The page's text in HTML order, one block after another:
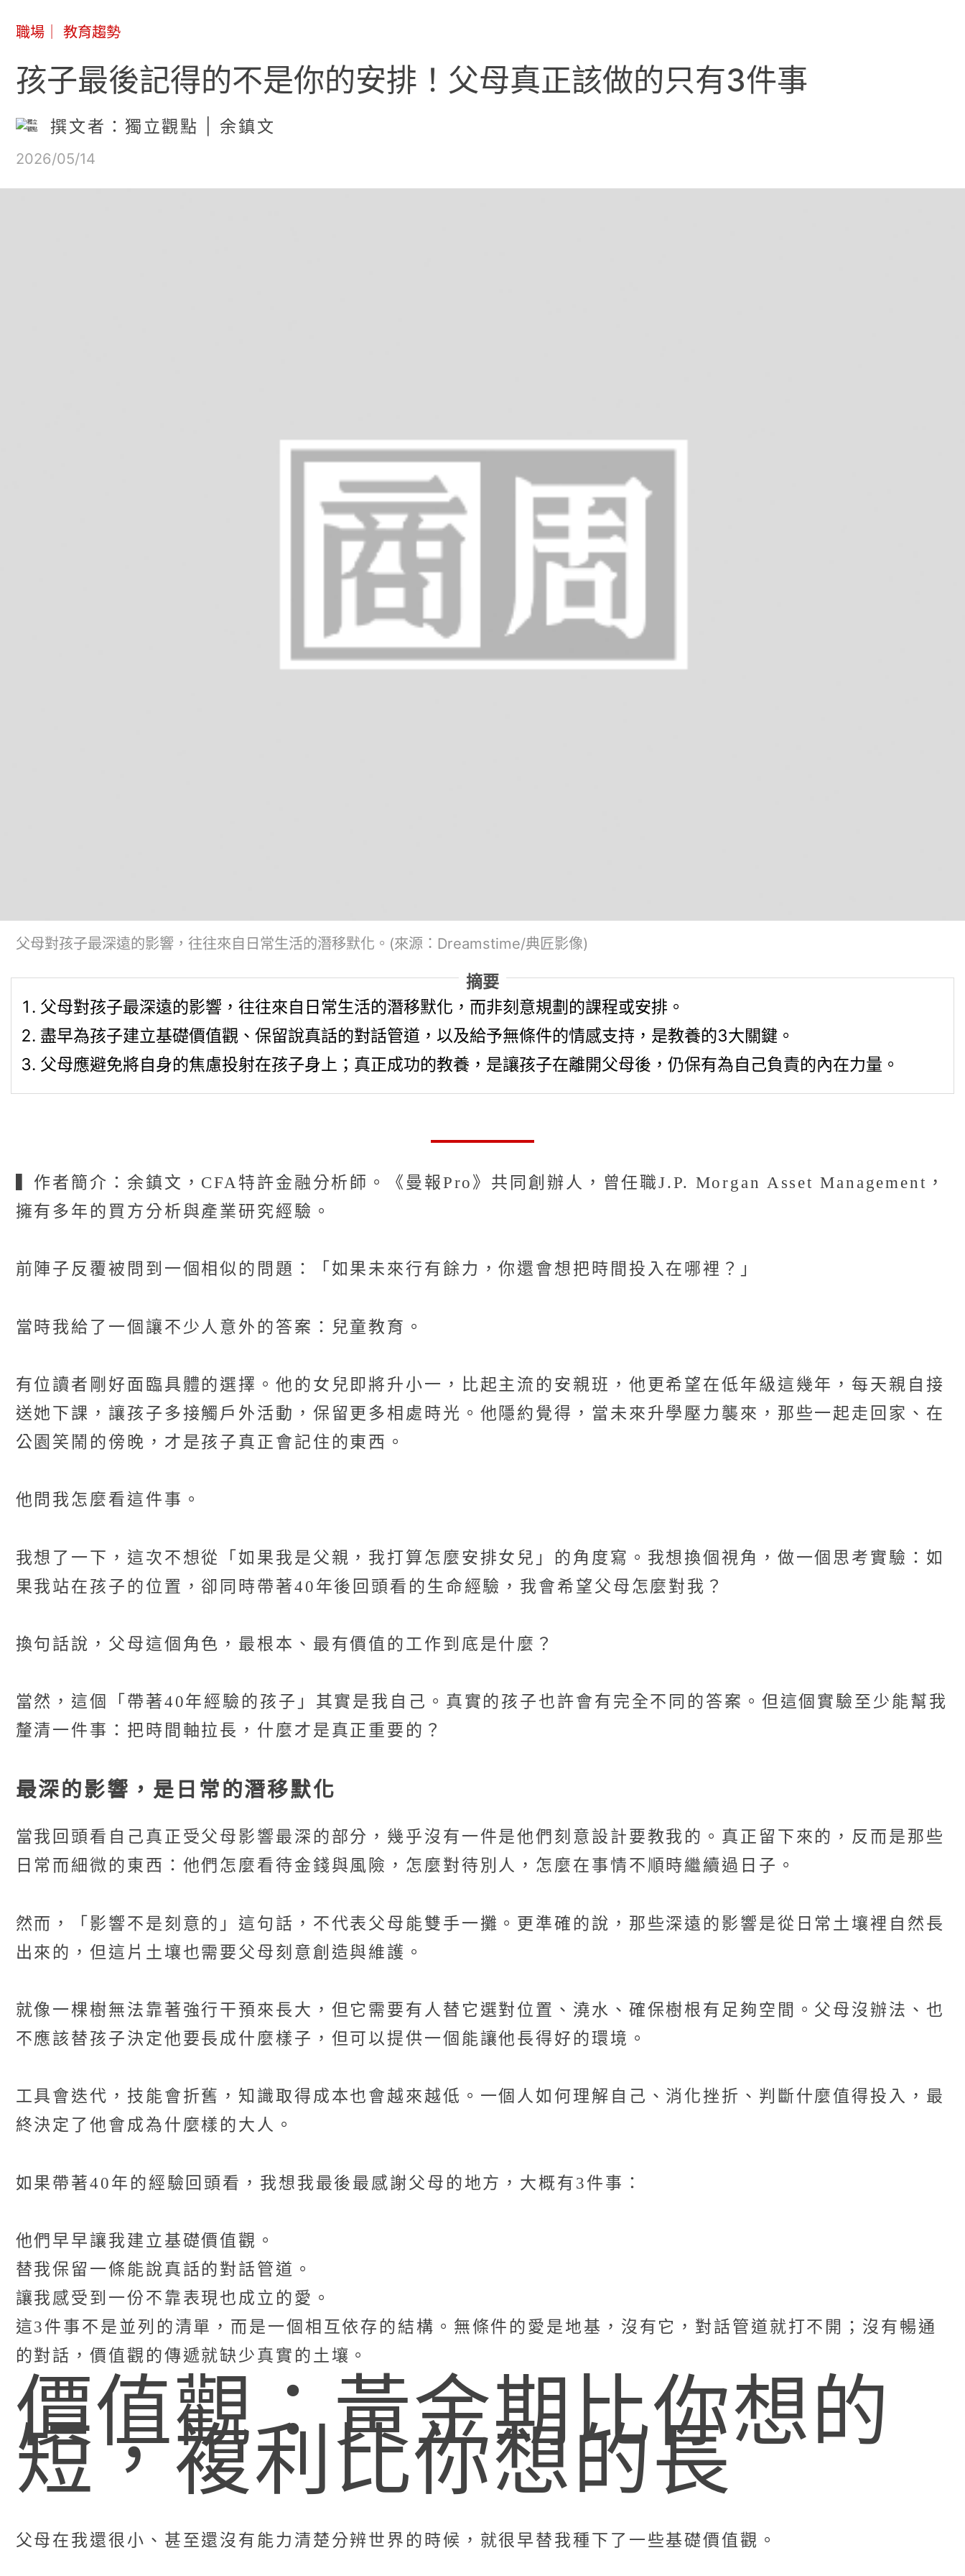
職場｜ 教育趨勢
孩子最後記得的不是你的安排！父母真正該做的只有3件事
撰文者：獨立觀點 | 余鎮文
2026/05/14
父母對孩子最深遠的影響，往往來自日常生活的潛移默化。(來源：Dreamstime/典匠影像)
摘要
父母對孩子最深遠的影響，往往來自日常生活的潛移默化，而非刻意規劃的課程或安排。
盡早為孩子建立基礎價值觀、保留說真話的對話管道，以及給予無條件的情感支持，是教養的3大關鍵。
父母應避免將自身的焦慮投射在孩子身上；真正成功的教養，是讓孩子在離開父母後，仍保有為自己負責的內在力量。
▍作者簡介：余鎮文，CFA特許金融分析師。《曼報Pro》共同創辦人，曾任職J.P. Morgan Asset Management，
擁有多年的買方分析與產業研究經驗。
前陣子反覆被問到一個相似的問題：「如果未來行有餘力，你還會想把時間投入在哪裡？」
當時我給了一個讓不少人意外的答案：兒童教育。
有位讀者剛好面臨具體的選擇。他的女兒即將升小一，比起主流的安親班，他更希望在低年級這幾年，每天親自接
送她下課，讓孩子多接觸戶外活動，保留更多相處時光。他隱約覺得，當未來升學壓力襲來，那些一起走回家、在
公園笑鬧的傍晚，才是孩子真正會記住的東西。
他問我怎麼看這件事。
我想了一下，這次不想從「如果我是父親，我打算怎麼安排女兒」的角度寫。我想換個視角，做一個思考實驗：如
果我站在孩子的位置，卻同時帶著40年後回頭看的生命經驗，我會希望父母怎麼對我？
換句話說，父母這個角色，最根本、最有價值的工作到底是什麼？
當然，這個「帶著40年經驗的孩子」其實是我自己。真實的孩子也許會有完全不同的答案。但這個實驗至少能幫我
釐清一件事：把時間軸拉長，什麼才是真正重要的？
最深的影響，是日常的潛移默化
當我回頭看自己真正受父母影響最深的部分，幾乎沒有一件是他們刻意設計要教我的。真正留下來的，反而是那些
日常而細微的東西：他們怎麼看待金錢與風險，怎麼對待別人，怎麼在事情不順時繼續過日子。
然而，「影響不是刻意的」這句話，不代表父母能雙手一攤。更準確的說，那些深遠的影響是從日常土壤裡自然長
出來的，但這片土壤也需要父母刻意創造與維護。
就像一棵樹無法靠著強行干預來長大，但它需要有人替它選對位置、澆水、確保樹根有足夠空間。父母沒辦法、也
不應該替孩子決定他要長成什麼樣子，但可以提供一個能讓他長得好的環境。
工具會迭代，技能會折舊，知識取得成本也會越來越低。一個人如何理解自己、消化挫折、判斷什麼值得投入，最
終決定了他會成為什麼樣的大人。
如果帶著40年的經驗回頭看，我想我最後最感謝父母的地方，大概有3件事：
他們早早讓我建立基礎價值觀。
替我保留一條能說真話的對話管道。
讓我感受到一份不靠表現也成立的愛。
這3件事不是並列的清單，而是一個相互依存的結構。無條件的愛是地基，沒有它，對話管道就打不開；沒有暢通
的對話，價值觀的傳遞就缺少真實的土壤。
價值觀：黃金期比你想的
短，複利比你想的長
父母在我還很小、甚至還沒有能力清楚分辨世界的時候，就很早替我種下了一些基礎價值觀。